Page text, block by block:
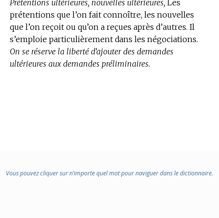
Prétentions ultérieures, nouvelles ultérieures, Les
prétentions que l’on fait connoître, les nouvelles
que l’on reçoit ou qu’on a reçues après d’autres. Il
s’emploie particulièrement dans les négociations.
On se réserve la liberté d’ajouter des demandes
ultérieures aux demandes préliminaires.
Vous pouvez cliquer sur n’importe quel mot pour naviguer dans le dictionnaire.